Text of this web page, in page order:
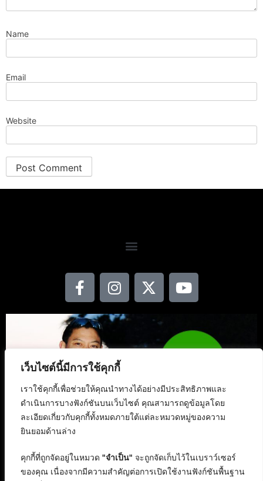
เว็บไซต์นี้มีการใช้คุกกี้
เราใช้คุกกี้เพื่อช่วยให้คุณนำทางได้อย่างมีประสิทธิภาพและ
ดำเนินการบางฟังก์ชันบนเว็บไซต์ คุณสามารถดูข้อมูลโดย
ละเอียดเกี่ยวกับคุกกี้ทั้งหมดภายใต้แต่ละหมวดหมู่ของความ
ยินยอมด้านล่าง
คุกกี้ที่ถูกจัดอยู่ในหมวด "จำเป็น" จะถูกจัดเก็บไว้ในเบราว์เซอร์
ของคุณ เนื่องจากมีความสำคัญต่อการเปิดใช้งานฟังก์ชันพื้นฐาน
Name
Email
Website